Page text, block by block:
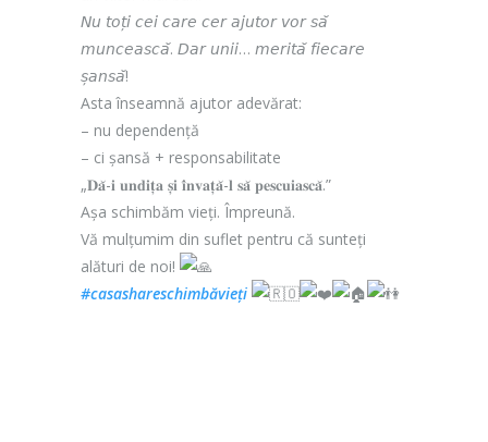
𝘕𝘶 𝘵𝘰𝘵̦𝘪 𝘤𝘦𝘪 𝘤𝘢𝘳𝘦 𝘤𝘦𝘳 𝘢𝘫𝘶𝘵𝘰𝘳 𝘷𝘰𝘳 𝘴𝘢̆
𝘮𝘶𝘯𝘤𝘦𝘢𝘴𝘤𝘢̆. 𝘋𝘢𝘳 𝘶𝘯𝘪𝘪… 𝘮𝘦𝘳𝘪𝘵𝘢̆ 𝘧𝘪𝘦𝘤𝘢𝘳𝘦
𝘴̦𝘢𝘯𝘴𝘢̆!
Asta înseamnă ajutor adevărat:
– nu dependență
– ci șansă + responsabilitate
„𝐃𝐚̆-𝐢 𝐮𝐧𝐝𝐢𝐭̦𝐚 𝐬̦𝐢 𝐢̂𝐧𝐯𝐚𝐭̦𝐚̆-𝐥 𝐬𝐚̆ 𝐩𝐞𝐬𝐜𝐮𝐢𝐚𝐬𝐜𝐚̆.”
Așa schimbăm vieți. Împreună.
Vă mulțumim din suflet pentru că sunteți
alături de noi!
#casashareschimbăvieți